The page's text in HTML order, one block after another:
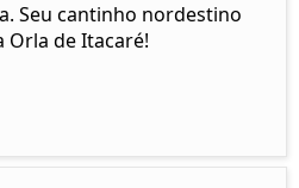
Seu cantinho nordestino
Orla de Itacaré!